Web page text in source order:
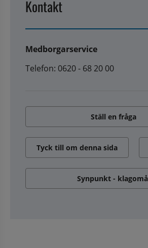
Kontakt
Medborgarservice
Telefon: 0620 - 68 20 00
Ställ en fråga
Tyck till om denna sida
Synpunkt -